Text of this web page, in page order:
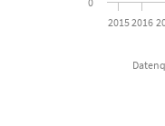
20152016